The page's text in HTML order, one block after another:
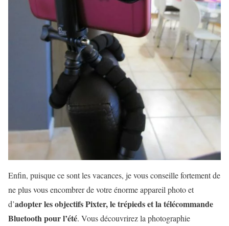
Enfin, puisque ce sont les vacances, je vous conseille fortement de
ne plus vous encombrer de votre énorme appareil photo et
d’adopter les objectifs Pixter, le trépieds et la télécommande
Bluetooth pour l’été. Vous découvrirez la photographie